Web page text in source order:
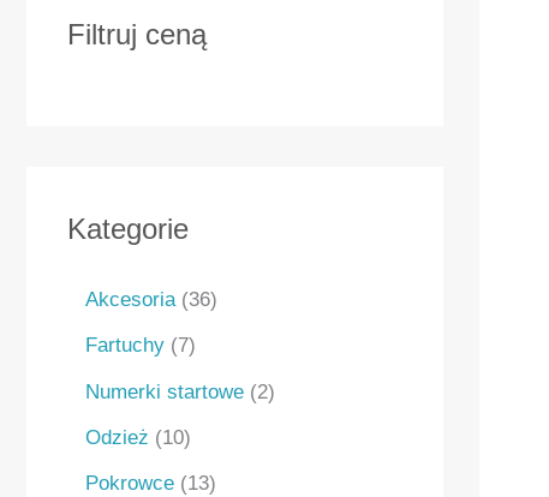
Filtruj ceną
Kategorie
Akcesoria 36
Fartuchy 7
Numerki startowe 2
Odzież 10
Pokrowce 13